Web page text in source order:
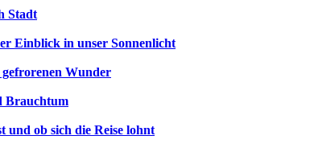
Stadt
Einblick in unser Sonnenlicht
gefrorenen Wunder
Brauchtum
ob sich die Reise lohnt